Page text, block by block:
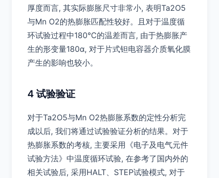
厚度而言, 其实际膨胀尺寸非常小, 表明Ta2O5
与Mn O2的热膨胀匹配性较好。且对于温度循
环试验过程中180℃的温差而言, 由于热膨胀产
生的形变量180α, 对于片式钽电容器介质氧化膜
产生的影响也较小。
4 试验验证
对于Ta2O5与Mn O2热膨胀系数的定性分析完
成以后, 我们将通过试验验证分析的结果。对于
热膨胀系数的考核, 主要采用《电子及电气元件
试验方法》中温度循环试验, 在参考了国内外的
相关试验后, 采用HALT、STEP试验模式, 对于